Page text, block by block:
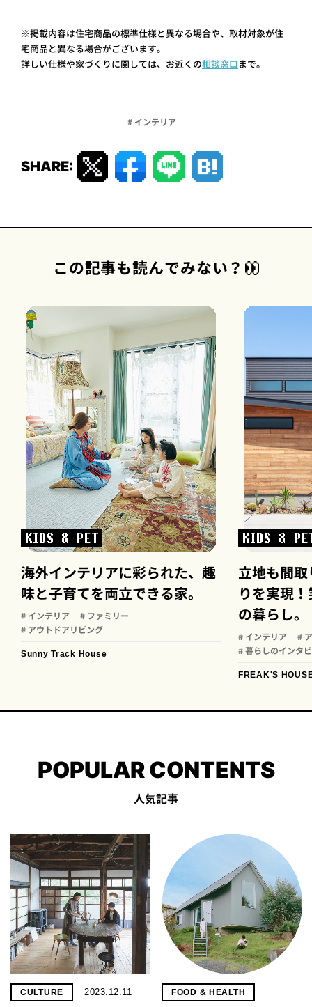
※掲載内容は住宅商品の標準仕様と異なる場合や、取材対象が住
宅商品と異なる場合がございます。
詳しい仕様や家づくりに関しては、お近くの相談窓口まで。
# インテリア
SHARE:
この記事も読んでみない？
KIDS & PET
海外インテリアに彩られた、趣
味と子育てを両立できる家。
# インテリア
# ファミリー
# アウトドアリビング
Sunny Track House
KIDS &
立地も間
りを実現
の暮らし。
# インテリア
#
# 暮らしのインタ
FREAK'S
POPULAR CONTENTS
人気記事
CULTURE 2023.12.11 FOOD & HEALTH